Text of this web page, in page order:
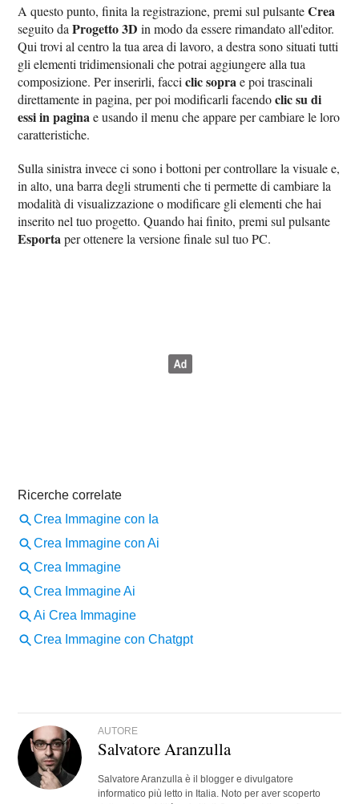
A questo punto, finita la registrazione, premi sul pulsanteCrea
seguito daProgetto 3D in modo da essere rimandato all'editor.
Qui trovi al centro la tua area di lavoro, a destra sono situati tutti
gli elementi tridimensionali che potrai aggiungere alla tua
composizione. Per inserirli, facciclic soprae poi trascinali
direttamente in pagina, per poi modificarli facendoclic su di
essi in paginae usando il menu che appare per cambiare le loro
caratteristiche.
Sulla sinistra invece ci sono i bottoni per controllare la visuale e,
in alto, una barra degli strumenti che ti permette di cambiare la
modalità di visualizzazione o modificare gli elementi che hai
inserito nel tuo progetto. Quando hai finito, premi sul pulsante
Esportaper ottenere la versione finale sul tuo PC.
AUTORE
Salvatore Aranzulla
Salvatore Aranzulla è il blogger e divulgatore
informatico più letto in Italia. Noto per aver scoperto